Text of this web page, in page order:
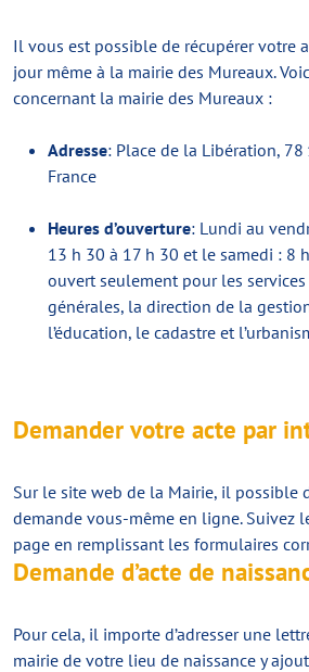
Il vous est possible de récupérer votre
jour même à la mairie des Mureaux.
concernant la mairie des Mureaux :
Adresse: Place de la Libération, 78
France
Heures d’ouverture: Lundi au
13 h 30 à 17 h 30 et le samedi : 8
ouvert seulement pour les services
générales, la direction de la
l’éducation, le cadastre et
Demander votre acte par
Sur le site web de la Mairie, il possible
demande vous-même en ligne. Suivez
page en remplissant les formulaires
Demande d’acte de
Pour cela, il importe d’adresser une
mairie de votre lieu de naissance y